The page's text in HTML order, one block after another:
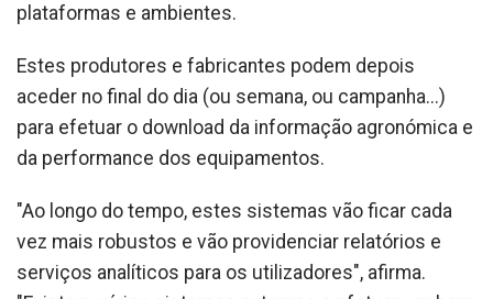
plataformas e ambientes.
Estes produtores e fabricantes podem depois
aceder no final do dia (ou semana, ou campanha...)
para efetuar o download da informação agronómica e
da performance dos equipamentos.
"Ao longo do tempo, estes sistemas vão ficar cada
vez mais robustos e vão providenciar relatórios e
serviços analíticos para os utilizadores", afirma.